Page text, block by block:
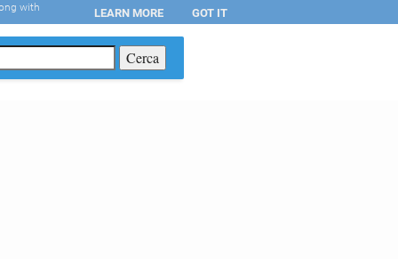
with LEARN MORE GOT IT